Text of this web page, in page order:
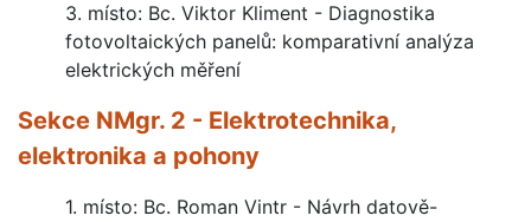
3. místo: Bc. Viktor Kliment - Diagnostika
fotovoltaických panelů: komparativní analýza
elektrických měření
Sekce NMgr. 2 - Elektrotechnika,
elektronika a pohony
1. místo: Bc. Roman Vintr - Návrh datově-